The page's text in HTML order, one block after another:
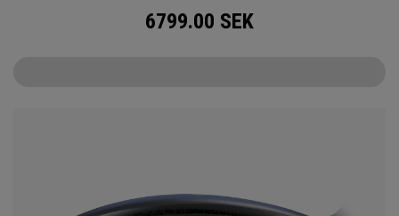
6799.00 SEK